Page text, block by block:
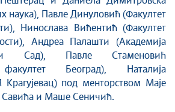
наука), Павле Динуловић (Факултет
Нинослава Вићентић (Факултет
Андреа Палашти (Академија
Сад), Павле Стаменовић
факултет Београд), Наталија
Крагујевац) под менторством Маје
и Маше Сеничић.